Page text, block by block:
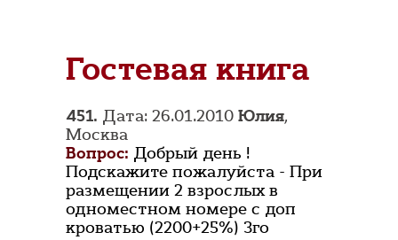
Гостевая книга
451. Дата: 26.01.2010 Юлия,
Москва
Вопрос: Добрый день !
Подскажите пожалуйста - При
размещении 2 взрослых в
одноместном номере с доп
кроватью (2200+25%) 3го